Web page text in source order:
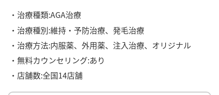
・治療種類:AGA治療
・治療種別:維持・予防治療、発毛治療
・治療方法:内服薬、外用薬、注入治療、オリジナル
・無料カウンセリング:あり
・店舗数:全国14店舗